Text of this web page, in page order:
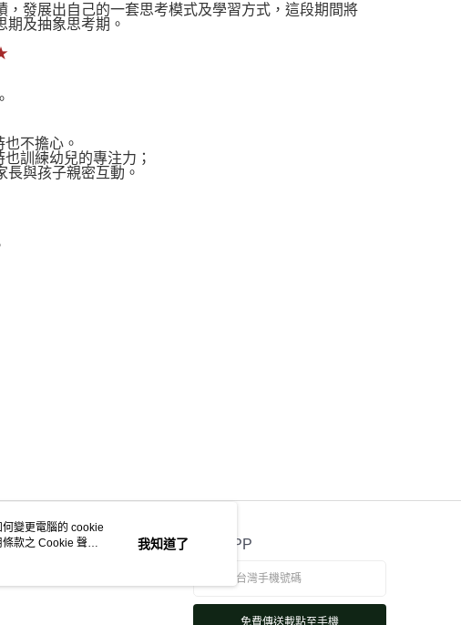
發展出自己的一套思考模式及學習方式，這段期間將
及抽象思考期。
不擔心。
訓練幼兒的專注力；
孩子親密互動。
官方APP
免費傳送載點至手機
變更電腦的 cookie
款之 Cookie 聲明
我知道了